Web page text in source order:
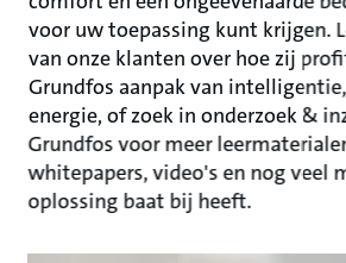
voor uw toepassing kunt krijgen.
van onze klanten over hoe zij
Grundfos aanpak van
energie, of zoek in onderzoek &
Grundfos voor meer
whitepapers, video's en nog veel
oplossing baat bij heeft.